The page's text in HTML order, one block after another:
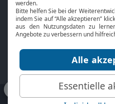
Über uns
Jobs
Mediadaten
bibeltv.de: